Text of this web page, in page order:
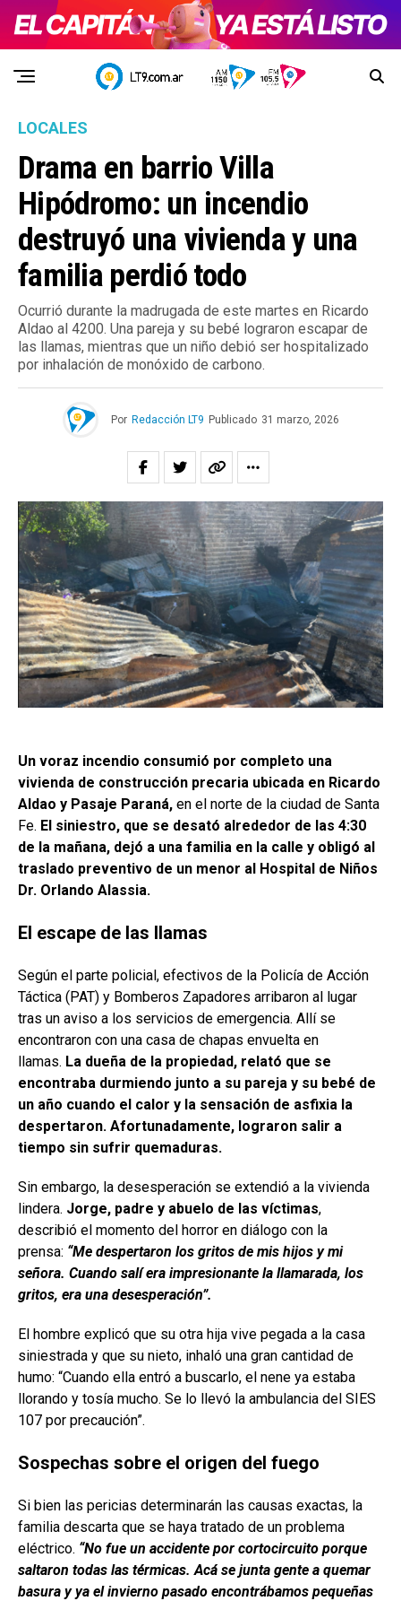
LOCALES
Drama en barrio Villa
Hipódromo: un incendio
destruyó una vivienda y una
familia perdió todo
Ocurrió durante la madrugada de este martes en Ricardo
Aldao al 4200. Una pareja y su bebé lograron escapar de
las llamas, mientras que un niño debió ser hospitalizado
por inhalación de monóxido de carbono.
Por Redacción LT9 Publicado 31 marzo, 2026
Un voraz incendio consumió por completo una
vivienda de construcción precaria ubicada en Ricardo
Aldao y Pasaje Paraná, en el norte de la ciudad de Santa
Fe. El siniestro, que se desató alrededor de las 4:30
de la mañana, dejó a una familia en la calle y obligó al
traslado preventivo de un menor al Hospital de Niños
Dr. Orlando Alassia.
El escape de las llamas
Según el parte policial, efectivos de la Policía de Acción
Táctica (PAT) y Bomberos Zapadores arribaron al lugar
tras un aviso a los servicios de emergencia. Allí se
encontraron con una casa de chapas envuelta en
llamas. La dueña de la propiedad, relató que se
encontraba durmiendo junto a su pareja y su bebé de
un año cuando el calor y la sensación de asfixia la
despertaron. Afortunadamente, lograron salir a
tiempo sin sufrir quemaduras.
Sin embargo, la desesperación se extendió a la vivienda
lindera. Jorge, padre y abuelo de las víctimas,
describió el momento del horror en diálogo con la
prensa: “Me despertaron los gritos de mis hijos y mi
señora. Cuando salí era impresionante la llamarada, los
gritos, era una desesperación”.
El hombre explicó que su otra hija vive pegada a la casa
siniestrada y que su nieto, inhaló una gran cantidad de
humo: “Cuando ella entró a buscarlo, el nene ya estaba
llorando y tosía mucho. Se lo llevó la ambulancia del SIES
107 por precaución”.
Sospechas sobre el origen del fuego
Si bien las pericias determinarán las causas exactas, la
familia descarta que se haya tratado de un problema
eléctrico. “No fue un accidente por cortocircuito porque
saltaron todas las térmicas. Acá se junta gente a quemar
basura y ya el invierno pasado encontrábamos pequeñas